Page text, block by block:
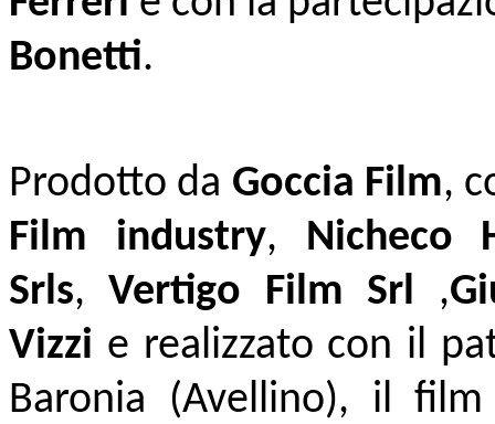
Bonetti.
Prodotto da Goccia Film,
Film industry, Nicheco
Srls,Vertigo Film Srl ,
Vizzi e realizzato con il
Baronia (Avellino), il